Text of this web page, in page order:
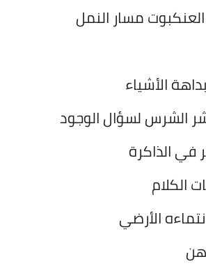
مسار النمل
الأشياء
الشرس لسؤال الوجود
في الذاكرة
الكلام
الأرضي